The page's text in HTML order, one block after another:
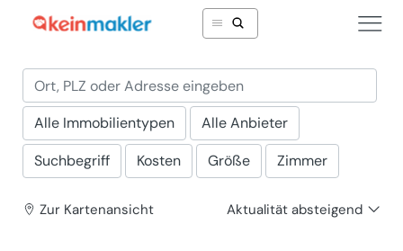
Alle Immobilientypen
Alle Anbieter
Suchbegriff
Kosten Größe Zimmer
Zur Kartenansicht Aktualität absteigend